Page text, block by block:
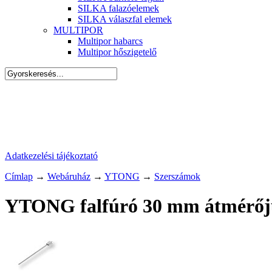
SILKA falazóelemek
SILKA válaszfal elemek
MULTIPOR
Multipor habarcs
Multipor hőszigetelő
Adatkezelési tájékoztató
Címlap → Webáruház → YTONG → Szerszámok
YTONG falfúró 30 mm